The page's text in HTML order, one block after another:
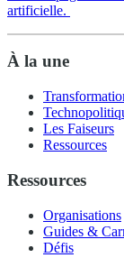
artificielle.
À la une
Les Faiseurs
Ressources
Ressources
Organisations
Guides &
Défis